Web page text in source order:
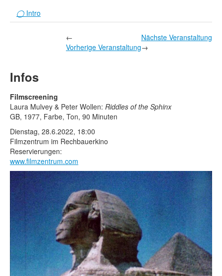
Rechtliche Informationen
◯ Intro
←
Vorherige Veranstaltung
Nächste Veranstaltung
→
Infos
Filmscreening
Laura Mulvey & Peter Wollen: Riddles of the Sphinx
GB, 1977, Farbe, Ton, 90 Minuten
Dienstag, 28.6.2022, 18:00
Filmzentrum im Rechbauerkino
Reservierungen:
www.filmzentrum.com